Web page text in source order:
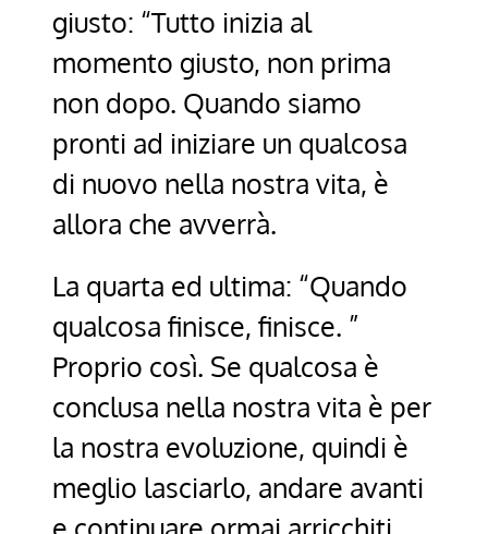
giusto: “Tutto inizia al
momento giusto, non prima
non dopo. Quando siamo
pronti ad iniziare un qualcosa
di nuovo nella nostra vita, è
allora che avverrà.
La quarta ed ultima: “Quando
qualcosa finisce, finisce. ”
Proprio così. Se qualcosa è
conclusa nella nostra vita è per
la nostra evoluzione, quindi è
meglio lasciarlo, andare avanti
e continuare ormai arricchiti